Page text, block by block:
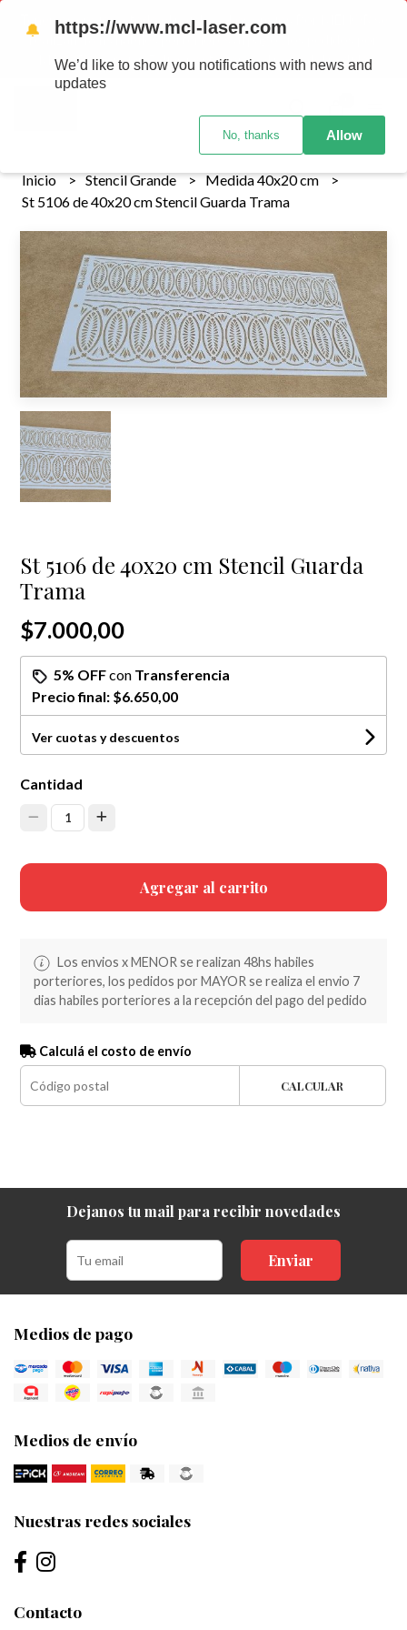
Tenemos envios a todo el pais!........ Los envios Por MENOR se
realizan 48 hs habiles porteriores al pago , los pedidos por
MAYOR se envian 7 dias posteriores al pago del pedido
Inicio Stencil Grande
Medida 40x20 cm
St 5106 de 40x20 cm Stencil Guarda Trama
St 5106 de 40x20 cm Stencil Guarda
Trama
$7.000,00
5% OFFcon Transferencia
Precio final: $6.650,00
Ver cuotas y descuentos
Cantidad
1
Agregar al carrito
Los envios x MENOR se realizan 48hs habiles
porteriores, los pedidos por MAYOR se realiza el envio 7
dias habiles porteriores a la recepción del pago del pedido
Calculá el costo de envío
CALCULAR
Dejanos tu mail para recibir novedades
Enviar
Medios de pago
Medios de envío
Nuestras redes sociales
Contacto
🔔 https://www.mcl-laser.com
We’d like to show you notifications with news and
updates
No, thanks Allow